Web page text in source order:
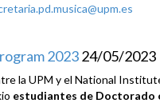
202324/05/2023
la UPM y el National
estudiantes de Doctorado